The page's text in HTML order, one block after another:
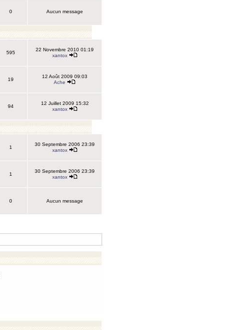
0 Aucun message
595
22 Novembre 2010 01:19
xantox
19
12 Août 2009 09:03
Ache
94
12 Juillet 2009 15:32
xantox
1
30 Septembre 2006 23:39
xantox
1
30 Septembre 2006 23:39
xantox
0 Aucun message